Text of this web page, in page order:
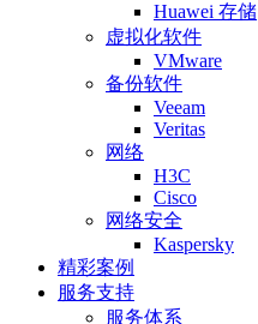
Huawei 存储
虚拟化软件
VMware
备份软件
Veeam
Veritas
网络
H3C
Cisco
网络安全
Kaspersky
精彩案例
服务支持
服务体系